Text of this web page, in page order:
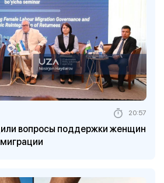
вопросы поддержки женщин
20:57